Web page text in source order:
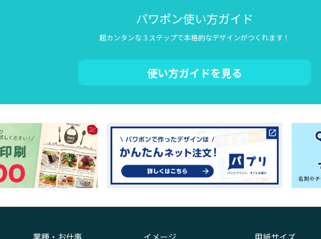
パワポン使い方ガイド
超カンタンな３ステップで本格的なデザインがつくれます！
使い方ガイドを見る
業種・お仕事 イメージ 用紙サイズ